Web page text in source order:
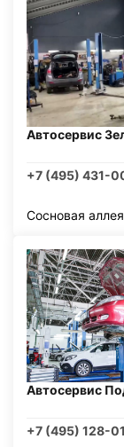
Автосервис
+7 (495) 431-
Сосновая
Автосервис
+7 (495) 128-